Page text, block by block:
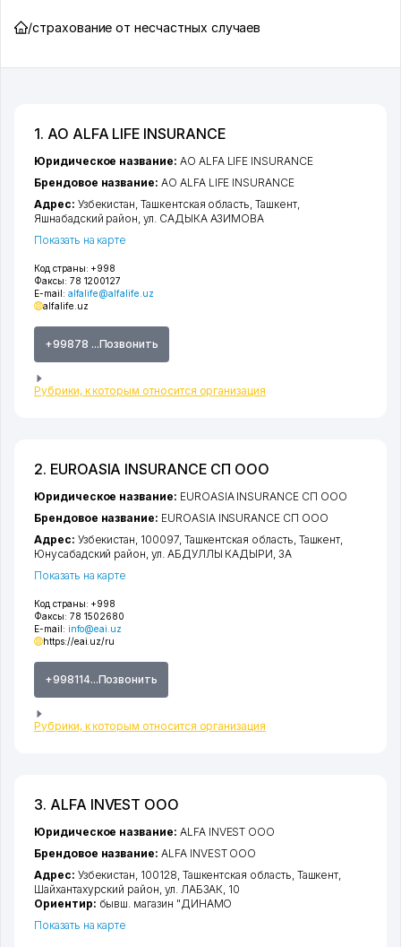
/страхование от несчастных случаев
1. АО ALFA LIFE INSURANCE
Код страны: +998
Факсы: 78 1200127
E-mail: alfalife@alfalife.uz
alfalife.uz
+99878 ...Позвонить
Рубрики, к которым относится организация
Юридическое название: АО ALFA LIFE INSURANCE
Брендовое название: АО ALFA LIFE INSURANCE
Адрес: Узбекистан,Ташкентская область ,Ташкент,
Яшнабадский район ,ул. САДЫКА АЗИМОВА
Показать на карте
2. EUROASIA INSURANCE СП ООО
Код страны: +998
Факсы: 78 1502680
E-mail: info@eai.uz
https://eai.uz/ru
+998114...Позвонить
Рубрики, к которым относится организация
Юридическое название: EUROASIA INSURANCE СП ООО
Брендовое название: EUROASIA INSURANCE СП ООО
Адрес: Узбекистан, 100097, Ташкентская область, Ташкент,
Юнусабадский район,ул. АБДУЛЛЫ КАДЫРИ, 3А
Показать на карте
3. ALFA INVEST ООО
Юридическое название: ALFA INVEST ООО
Брендовое название: ALFA INVEST ООО
Адрес: Узбекистан, 100128, Ташкентская область, Ташкент,
Шайхантахурский район, ул. ЛАБЗАК, 10
Ориентир: бывш. магазин "ДИНАМО
Показать на карте